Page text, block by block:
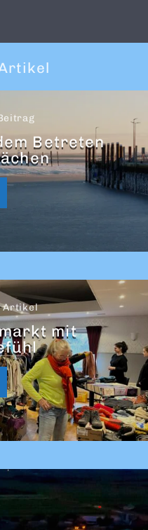
Betreten
Artikel
mit